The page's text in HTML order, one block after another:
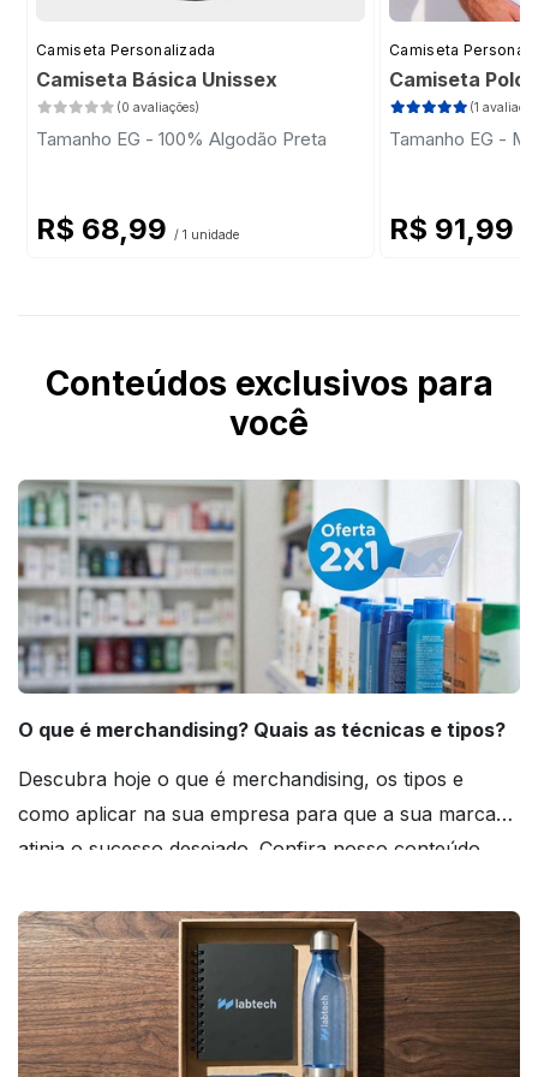
Camiseta Personalizada
Camiseta Básica Unissex
(0 avaliações)
Tamanho EG - 100% Algodão Preta
R$ 68,99 / 1 unidade
Camiseta
Camiseta Polo
(1
Tamanho EG -
R$ 91,99
Conteúdos exclusivos para
você
O que é merchandising? Quais as técnicas e tipos?
Descubra hoje o que é merchandising, os tipos e
como aplicar na sua empresa para que a sua marca
atinja o sucesso desejado. Confira nosso conteúdo